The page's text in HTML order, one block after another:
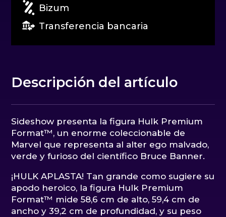
Bizum
Transferencia bancaria
Descripción del artículo
Sideshow presenta la figura Hulk Premium
Format™, un enorme coleccionable de
Marvel que representa al alter ego malvado,
verde y furioso del científico Bruce Banner.
¡HULK APLASTA! Tan grande como sugiere su
apodo heroico, la figura Hulk Premium
Format™ mide 58,6 cm de alto, 59,4 cm de
ancho y 39,2 cm de profundidad, y su peso